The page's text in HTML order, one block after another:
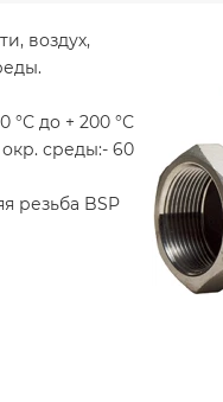
воздух,
°С до + 200 °С
среды:- 60
резьба BSP